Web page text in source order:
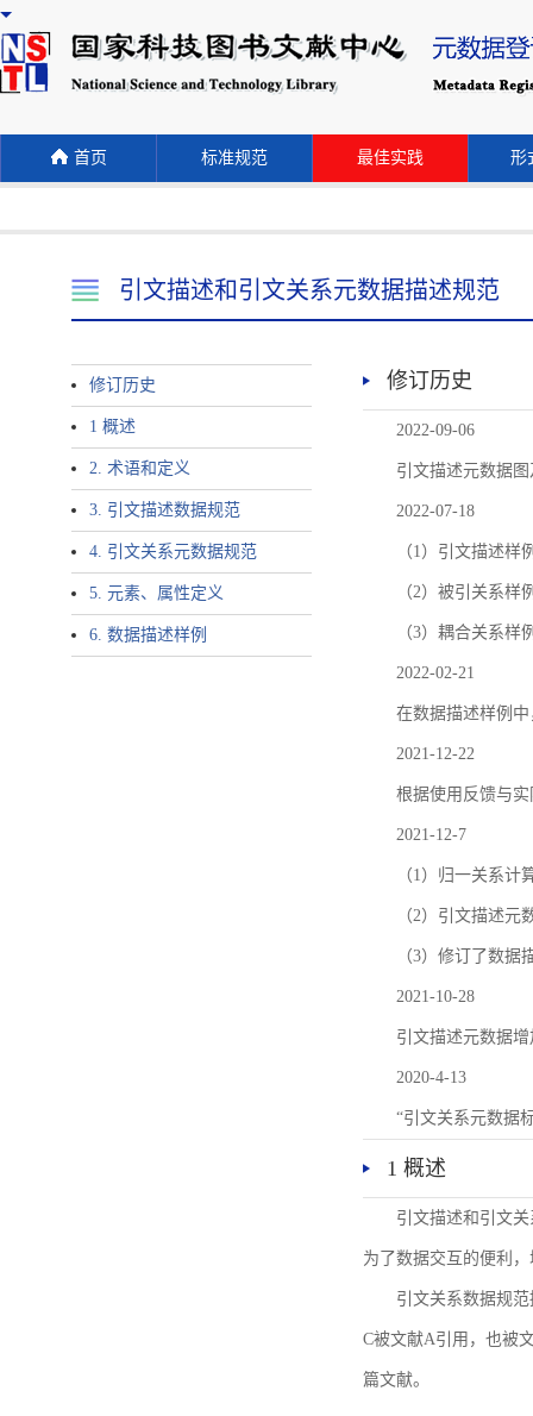
首页 标准规范 最佳实践 形
引文描述和引文关系元数据描述规范
修订历史
1 概述
2. 术语和定义
3. 引文描述数据规范
4. 引文关系元数据规范
5. 元素、属性定义
6. 数据描述样例
修订历史
2022-09-06
引文描述元数据
2022-07-18
（1）引文描述样
（2）被引关系
（3）耦合关系
2022-02-21
在数据描述样例
2021-12-22
根据使用反馈与
2021-12-7
（1）归一关系
（2）引文描述元
（3）修订了数据
2021-10-28
引文描述元数据增
2020-4-13
“引文关系元数据
1 概述
引文描述和引文
为了数据交互的便利
引文关系数据规
C被文献A引用，也被
篇文献。